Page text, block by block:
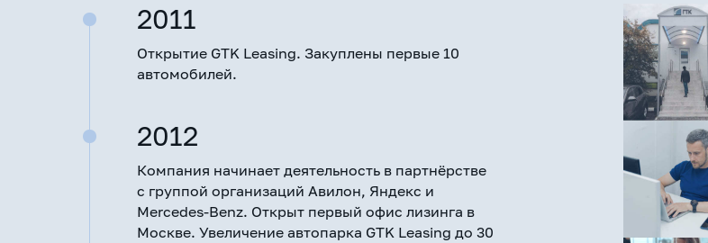
2011
Открытие GTK Leasing. Закуплены первые 10
автомобилей.
2012
Компания начинает деятельность в партнёрстве
с группой организаций Авилон, Яндекс и
Mercedes-Benz. Открыт первый офис лизинга в
Москве. Увеличение автопарка GTK Leasing до 30